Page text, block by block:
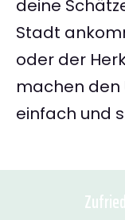
deine
Stadt
oder der
machen den
einfach und